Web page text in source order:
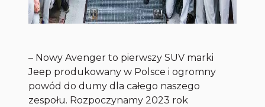
– Nowy Avenger to pierwszy SUV marki
Jeep produkowany w Polsce i ogromny
powód do dumy dla całego naszego
zespołu. Rozpoczynamy 2023 rok